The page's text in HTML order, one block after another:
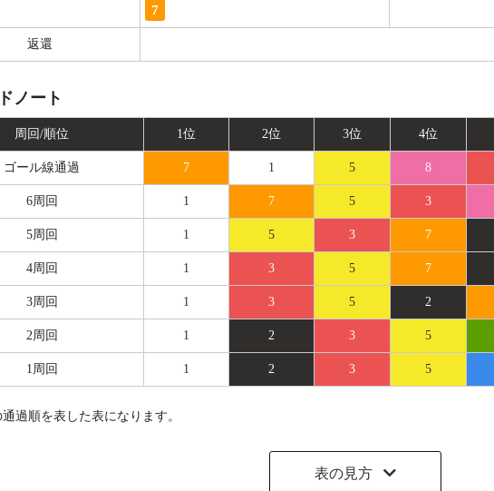
7
返還
ノート
周回/順位 1位 2位 3位 4位
ゴール線通過 7 1 5 8
6周回 1 7 5 3
5周回 1 5 3 7
4周回 1 3 5 7
3周回 1 3 5 2
2周回 1 2 3 5
1周回 1 2 3 5
過順を表した表になります。
表の見方